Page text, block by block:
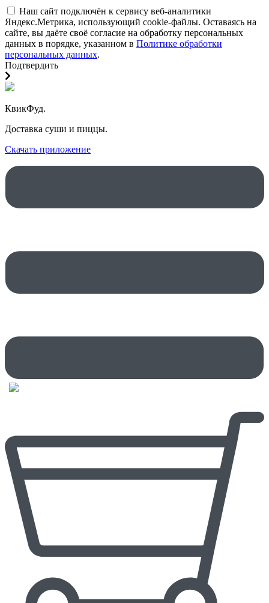
Наш сайт подключён к сервису веб-аналитики
Яндекс.Метрика, использующий cookie-файлы. Оставаясь на
сайте, вы даёте своё согласие на обработку персональных
данных в порядке, указанном в Политике обработки
персональных данных.
Подтвердить
КвикФуд.
Доставка суши и пиццы.
Скачать приложение